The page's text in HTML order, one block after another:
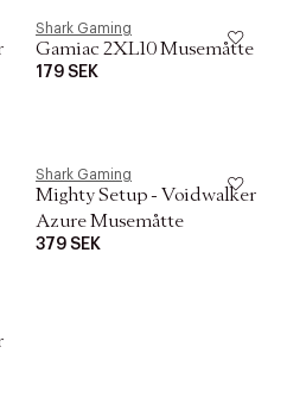
Shark Gaming
Gamiac 2XL10 Musemåtte
179 SEK
Shark Gaming
Mighty Setup - Voidwalker
Azure Musemåtte
379 SEK